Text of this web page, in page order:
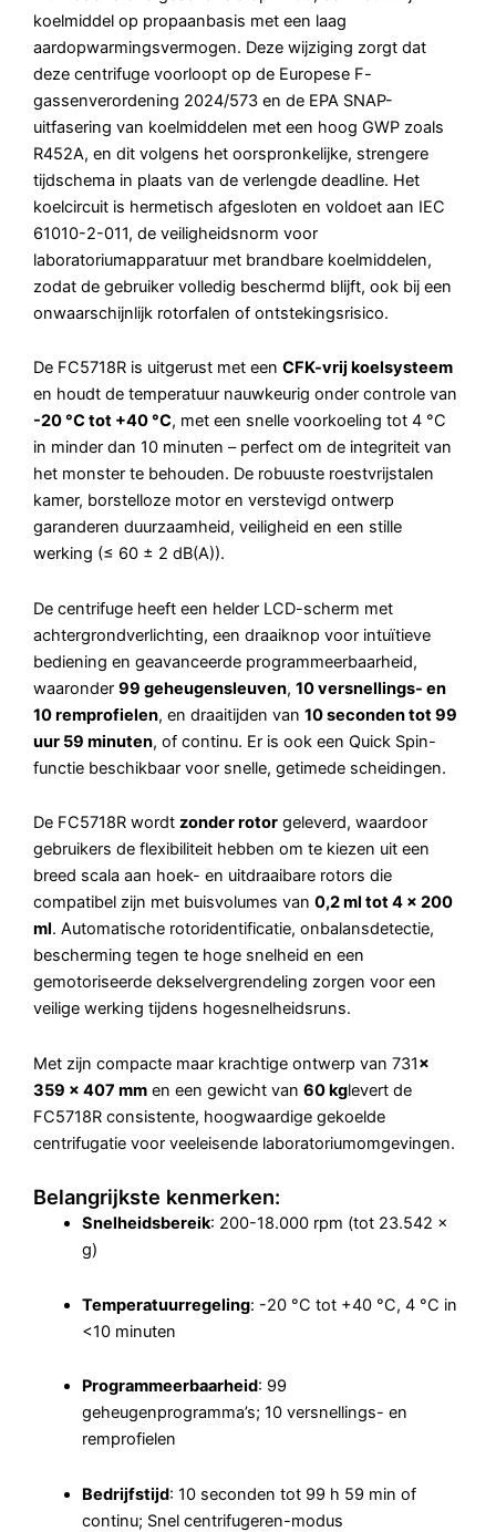
koelmiddel op propaanbasis met een laag
aardopwarmingsvermogen. Deze wijziging zorgt dat
deze centrifuge voorloopt op de Europese F-
gassenverordening 2024/573 en de EPA SNAP-
uitfasering van koelmiddelen met een hoog GWP zoals
R452A, en dit volgens het oorspronkelijke, strengere
tijdschema in plaats van de verlengde deadline. Het
koelcircuit is hermetisch afgesloten en voldoet aan IEC
61010-2-011, de veiligheidsnorm voor
laboratoriumapparatuur met brandbare koelmiddelen,
zodat de gebruiker volledig beschermd blijft, ook bij een
onwaarschijnlijk rotorfalen of ontstekingsrisico.
De FC5718R is uitgerust met een CFK-vrij koelsysteem
en houdt de temperatuur nauwkeurig onder controle van
-20 °C tot +40 °C, met een snelle voorkoeling tot 4 °C
in minder dan 10 minuten – perfect om de integriteit van
het monster te behouden. De robuuste roestvrijstalen
kamer, borstelloze motor en verstevigd ontwerp
garanderen duurzaamheid, veiligheid en een stille
werking (≤ 60 ± 2 dB(A)).
De centrifuge heeft een helder LCD-scherm met
achtergrondverlichting, een draaiknop voor intuïtieve
bediening en geavanceerde programmeerbaarheid,
waaronder 99 geheugensleuven, 10 versnellings- en
10 remprofielen, en draaitijden van 10 seconden tot 99
uur 59 minuten, of continu. Er is ook een Quick Spin-
functie beschikbaar voor snelle, getimede scheidingen.
De FC5718R wordt zonder rotor geleverd, waardoor
gebruikers de flexibiliteit hebben om te kiezen uit een
breed scala aan hoek- en uitdraaibare rotors die
compatibel zijn met buisvolumes van 0,2 ml tot 4 × 200
ml. Automatische rotoridentificatie, onbalansdetectie,
bescherming tegen te hoge snelheid en een
gemotoriseerde dekselvergrendeling zorgen voor een
veilige werking tijdens hogesnelheidsruns.
Met zijn compacte maar krachtige ontwerp van 731×
359 × 407 mm en een gewicht van 60 kglevert de
FC5718R consistente, hoogwaardige gekoelde
centrifugatie voor veeleisende laboratoriumomgevingen.
Belangrijkste kenmerken:
Snelheidsbereik: 200-18.000 rpm (tot 23.542 ×
g)
Temperatuurregeling: -20 °C tot +40 °C, 4 °C in
<10 minuten
Programmeerbaarheid: 99
geheugenprogramma’s; 10 versnellings- en
remprofielen
Bedrijfstijd: 10 seconden tot 99 h 59 min of
continu; Snel centrifugeren-modus